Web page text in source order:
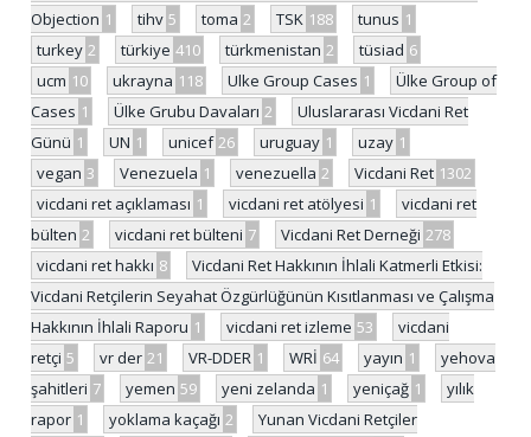
Objection 1 tihv 5 toma 2 TSK 188 tunus 1
turkey 2 türkiye 410 türkmenistan 2 tüsiad 6
ucm 10 ukrayna 118 Ulke Group Cases 1
Ülke Group of
Cases 1 Ülke Grubu Davaları 2
Uluslararası Vicdani Ret
Günü 1 UN 1 unicef 26 uruguay 1 uzay 1
vegan 3 Venezuela 1 venezuella 2 Vicdani Ret 1302
vicdani ret açıklaması 1 vicdani ret atölyesi 1
vicdani ret
bülten 2 vicdani ret bülteni 7 Vicdani Ret Derneği 278
vicdani ret hakkı 8
Vicdani Ret Hakkının İhlali Katmerli Etkisi:
Vicdani Retçilerin Seyahat Özgürlüğünün Kısıtlanması ve Çalışma
Hakkının İhlali Raporu 1 vicdani ret izleme 53
vicdani
retçi 5 vr der 21 VR-DDER 1 WRİ 64 yayın 1
yehova
şahitleri 7 yemen 59 yeni zelanda 1 yeniçağ 1
yılık
rapor 1 yoklama kaçağı 2
Yunan Vicdani Retçiler